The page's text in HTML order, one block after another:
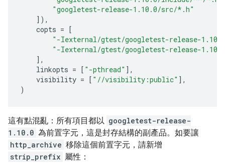
"googletest-release-1.10.0/src/*.h"
]),
copts = [
"-Iexternal/gtest/googletest-release-
"-Iexternal/gtest/googletest-release-
],
linkopts = [ "-pthread" ],
visibility = [ "//visibility:public" ],
)
這有點混亂：所有項目都以 googletest-release-
1.10.0 為前置字元，這是封存結構的副產品。如要讓
http_archive 移除這個前置字元，請新增
strip_prefix 屬性：